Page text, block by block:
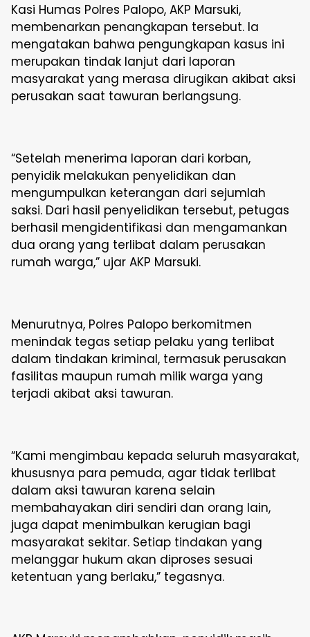
Kasi Humas Polres Palopo, AKP Marsuki,
membenarkan penangkapan tersebut. Ia
mengatakan bahwa pengungkapan kasus ini
merupakan tindak lanjut dari laporan
masyarakat yang merasa dirugikan akibat aksi
perusakan saat tawuran berlangsung.
“Setelah menerima laporan dari korban,
penyidik melakukan penyelidikan dan
mengumpulkan keterangan dari sejumlah
saksi. Dari hasil penyelidikan tersebut, petugas
berhasil mengidentifikasi dan mengamankan
dua orang yang terlibat dalam perusakan
rumah warga,” ujar AKP Marsuki.
Menurutnya, Polres Palopo berkomitmen
menindak tegas setiap pelaku yang terlibat
dalam tindakan kriminal, termasuk perusakan
fasilitas maupun rumah milik warga yang
terjadi akibat aksi tawuran.
“Kami mengimbau kepada seluruh masyarakat,
khususnya para pemuda, agar tidak terlibat
dalam aksi tawuran karena selain
membahayakan diri sendiri dan orang lain,
juga dapat menimbulkan kerugian bagi
masyarakat sekitar. Setiap tindakan yang
melanggar hukum akan diproses sesuai
ketentuan yang berlaku,” tegasnya.